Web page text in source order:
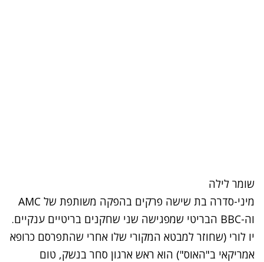
שומר לילה
מיני-סדרה בת שישה פרקים בהפקה משותפת של AMC
וה-BBC הבריטי שמפגישה שני שחקנים בריטיים ענקיים.
יו לורי (שחוזר למבטא המקורי שלו אחרי שהתפרסם כרופא
אמריקאי ב"האוס") הוא ראש ארגון סחר בנשק, טום